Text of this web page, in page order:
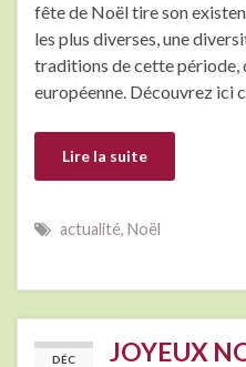
fête de Noël tire son
les plus diverses, une
traditions de cette période,
européenne. Découvrez ici
Lire la suite
actualité, Noël
DÉC JOYEUX